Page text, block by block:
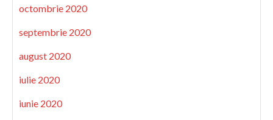
octombrie 2020
septembrie 2020
august 2020
iulie 2020
iunie 2020